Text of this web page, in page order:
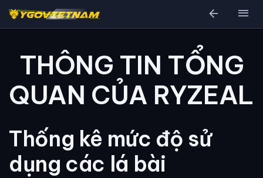
arrow_back menu
THÔNG TIN TỔNG
QUAN CỦA RYZEAL
Thống kê mức độ sử
dụng các lá bài